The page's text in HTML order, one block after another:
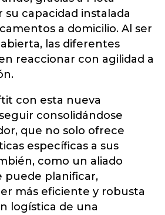
su capacidad instalada
a domicilio. Al ser
las diferentes
reaccionar con agilidad a
con esta nueva
consolidándose
que no solo ofrece
específicas a sus
como un aliado
puede planificar,
más eficiente y robusta
logística de una